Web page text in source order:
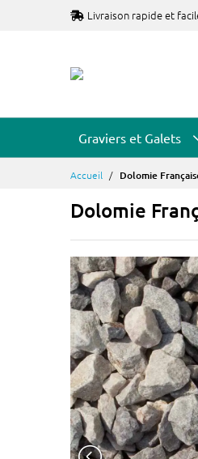
Livraison rapide et
Graviers et Galets
Accueil Dolomie
Dolomie